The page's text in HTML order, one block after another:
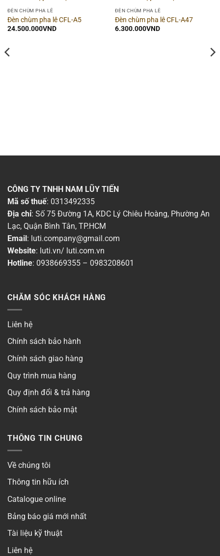
ĐÈN CHÙM PHA LÊ
Đèn chùm pha lê CFL-A5
24.500.000VND
ĐÈN CHÙM PHA LÊ
Đèn chùm pha lê CFL-A47
6.300.000VND
CÔNG TY TNHH NAM LŨY TIẾN
Mã số thuế: 0313492335
Địa chỉ: Số 75 Đường 1A, KDC Lý Chiêu Hoàng, Phường An
Lạc, Quận Bình Tân, TP.HCM
Email : luti.company@gmail.com
Website: luti.vn/ luti.com.vn
Hotline: 0938669355 – 0983208601
CHĂM SÓC KHÁCH HÀNG
Liên hệ
Chính sách bảo hành
Chính sách giao hàng
Quy trình mua hàng
Quy định đổi & trả hàng
Chính sách bảo mật
THÔNG TIN CHUNG
Về chúng tôi
Thông tin hữu ích
Catalogue online
Bảng báo giá mới nhất
Tài liệu kỹ thuật
Liên hệ